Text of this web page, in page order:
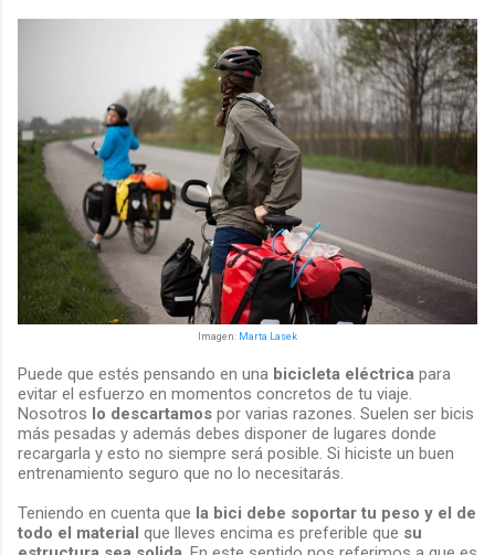
Imagen: Marta Lasek
Puede que estés pensando en una bicicleta eléctrica para
evitar el esfuerzo en momentos concretos de tu viaje.
Nosotros lo descartamos por varias razones. Suelen ser bicis
más pesadas y además debes disponer de lugares donde
recargarla y esto no siempre será posible. Si hiciste un buen
entrenamiento seguro que no lo necesitarás.
Teniendo en cuenta que la bici debe soportar tu peso y el de
todo el material que lleves encima es preferible que su